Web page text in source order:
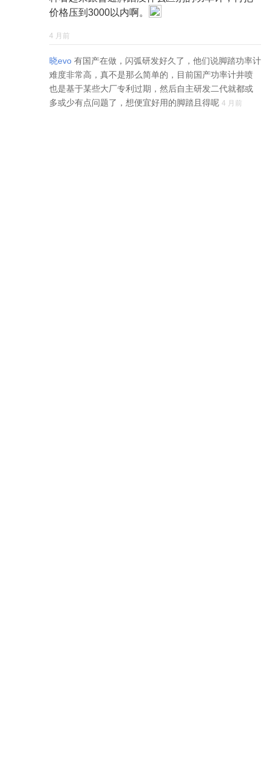
价格压到3000以内啊。
4 月前
晓evo 有国产在做，闪弧研发好久了，他们说脚踏功率计
难度非常高，真不是那么简单的，目前国产功率计井喷
也是基于某些大厂专利过期，然后自主研发二代就都或
多或少有点问题了，想便宜好用的脚踏且得呢 4 月前